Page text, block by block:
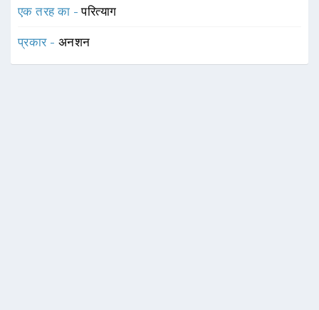
एक तरह का -परित्याग
प्रकार - अनशन